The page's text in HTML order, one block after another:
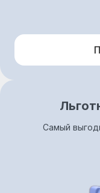
Самый